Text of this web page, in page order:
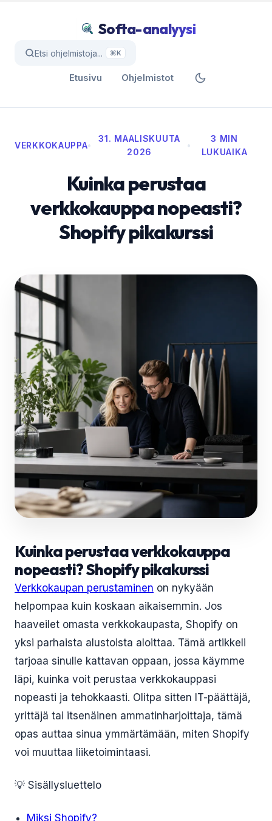
Softa-analyysi
Etsi ohjelmistoja... ⌘K
Etusivu Ohjelmistot
VERKKOKAUPPA•
31. MAALISKUUTA
2026
•
3 MIN
LUKUAIKA
Kuinka perustaa
verkkokauppa nopeasti?
Shopify pikakurssi
Kuinka perustaa verkkokauppa
nopeasti? Shopify pikakurssi
Verkkokaupan perustaminen on nykyään
helpompaa kuin koskaan aikaisemmin. Jos
haaveilet omasta verkkokaupasta, Shopify on
yksi parhaista alustoista aloittaa. Tämä artikkeli
tarjoaa sinulle kattavan oppaan, jossa käymme
läpi, kuinka voit perustaa verkkokauppasi
nopeasti ja tehokkaasti. Olitpa sitten IT-päättäjä,
yrittäjä tai itsenäinen ammatinharjoittaja, tämä
opas auttaa sinua ymmärtämään, miten Shopify
voi muuttaa liiketoimintaasi.
💡 Sisällysluettelo
Miksi Shopify?